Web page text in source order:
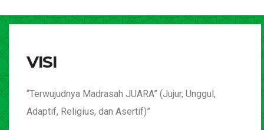
VISI
“Terwujudnya Madrasah JUARA” (Jujur, Unggul,
Adaptif, Religius, dan Asertif)”